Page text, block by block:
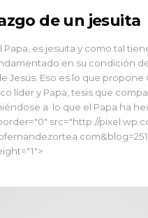
de un jesuita
Papa, es jesuita y como tal
en su condición
Jesús. Eso es lo que propone
líder y Papa, tesis que
a lo que el Papa ha
src="http://